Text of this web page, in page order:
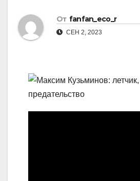
От fanfan_eco_r
СЕН 2, 2023